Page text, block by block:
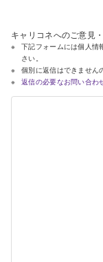
キャリコネへのご意見
下記フォームには個人情
さい。
個別に返信はできません
返信の必要なお問い合わ